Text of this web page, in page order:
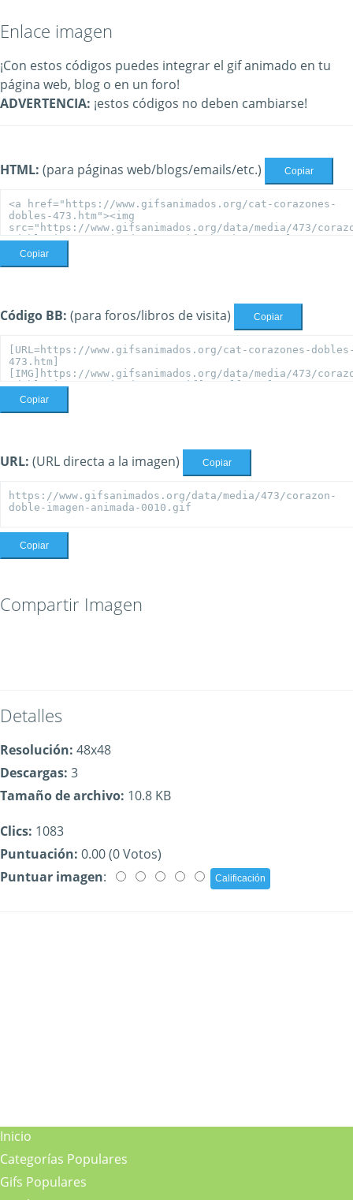
Enlace imagen
¡Con estos códigos puedes integrar el gif animado en tu
página web, blog o en un foro!
ADVERTENCIA: ¡estos códigos no deben cambiarse!
HTML: (para páginas web/blogs/emails/etc.) Copiar
Copiar
Código BB: (para foros/libros de visita) Copiar
Copiar
URL: (URL directa a la imagen) Copiar
Copiar
Compartir Imagen
Detalles
Resolución: 48x48
Descargas: 3
Tamaño de archivo: 10.8 KB
Clics: 1083
Puntuación: 0.00 (0 Votos)
Puntuar imagen:
Inicio
Categorías Populares
Gifs Populares